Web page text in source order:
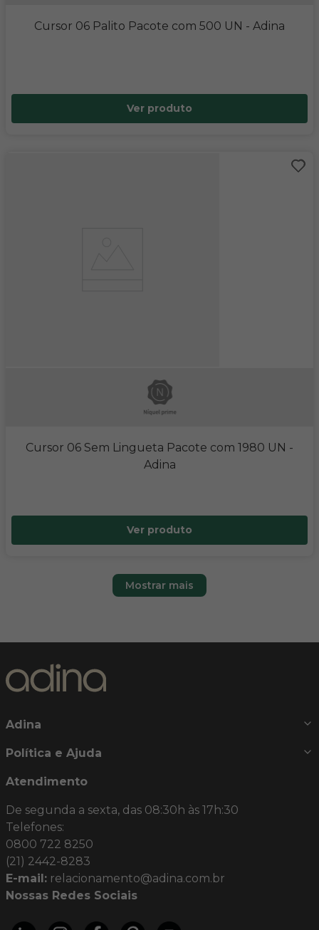
Cursor 06 Palito Pacote com 500 UN - Adina
Ver produto
Cursor 06 Sem Lingueta Pacote com 1980 UN -
Adina
Ver produto
Mostrar mais
Adina
Política e Ajuda
Atendimento
De segunda a sexta, das 08:30h às 17h:30
Telefones:
0800 722 8250
(21) 2442-8283
E-mail: relacionamento@adina.com.br
Nossas Redes Sociais